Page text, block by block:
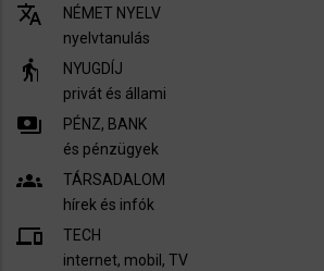
translate
NÉMET NYELV
nyelvtanulás
elderly
NYUGDÍJ
privát és állami
payments
PÉNZ, BANK
és pénzügyek
groups
TÁRSADALOM
hírek és infók
devices
TECH
internet, mobil, TV​